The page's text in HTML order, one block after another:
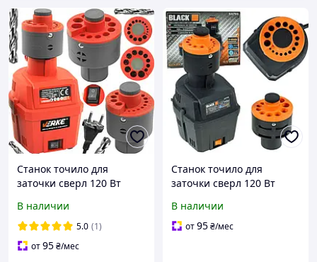
Станок точило для
заточки сверл 120 Вт
Электрический заточный
станок для сверл
диаметром 3-16 мм
В наличии
5.0 (1)
от95₴/мес
Станок точило для
заточки сверл 120 Вт
Электрический заточный
станок для сверл
В наличии
от95₴/мес